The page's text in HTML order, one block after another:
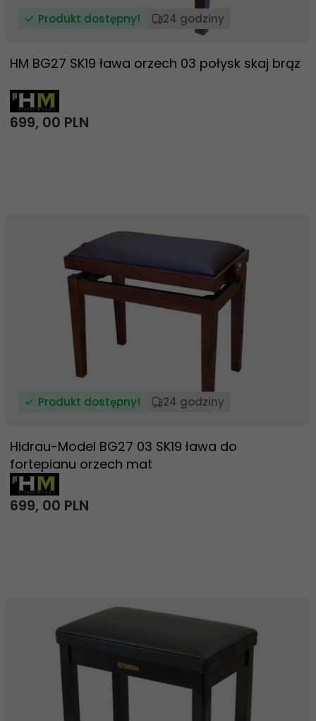
Produkt dostępny! 24 godziny
HM BG27 SK19 ława orzech 03 połysk skaj brąz
699, 00 PLN
Produkt dostępny! 24 godziny
Hidrau-Model BG27 03 SK19 ława do
fortepianu orzech mat
699, 00 PLN